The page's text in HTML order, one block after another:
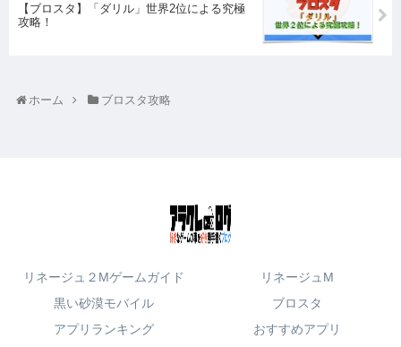
【ブロスタ】「ダリル」世界2位による究極
攻略！
ホーム ブロスタ攻略
リネージュ２Mゲームガイド
リネージュM
黒い砂漠モバイル
ブロスタ
アプリランキング
おすすめアプリ